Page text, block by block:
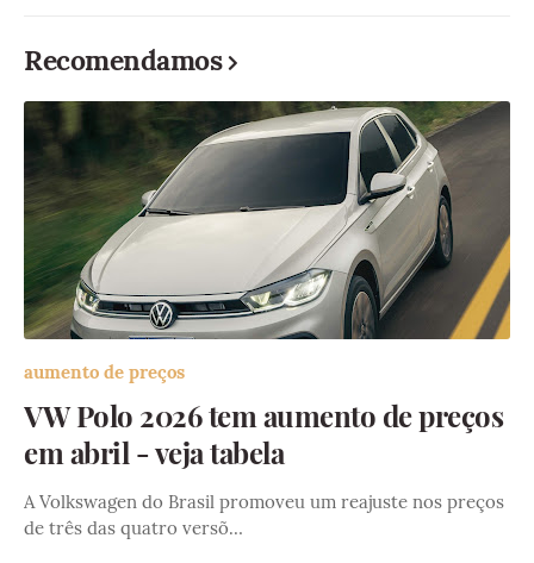
Recomendamos
aumento de preços
VW Polo 2026 tem aumento de preços
em abril - veja tabela
A Volkswagen do Brasil promoveu um reajuste nos preços
de três das quatro versõ…